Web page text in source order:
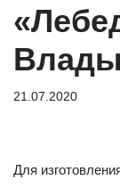
21.07.2020
Для